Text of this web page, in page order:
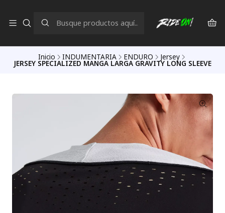
Inicio INDUMENTARIA ENDURO Jersey
JERSEY SPECIALIZED MANGA LARGA GRAVITY LONG SLEEVE